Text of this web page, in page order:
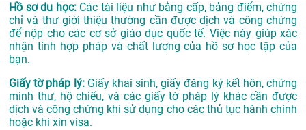
Hồ sơ du học:Các tài liệu như bằng cấp, bảng điểm, chứng
chỉ và thư giới thiệu thường cần được dịch và công chứng
để nộp cho các cơ sở giáo dục quốc tế. Việc này giúp xác
nhận tính hợp pháp và chất lượng của hồ sơ học tập của
bạn.
Giấy tờ pháp lý:Giấy khai sinh, giấy đăng ký kết hôn, chứng
minh thư, hộ chiếu, và các giấy tờ pháp lý khác cần được
dịch và công chứng khi sử dụng cho các thủ tục hành chính
hoặc khi xin visa.